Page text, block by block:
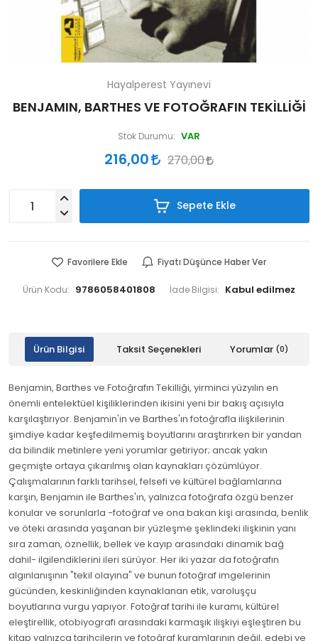
Hayalperest Yayınevi
BENJAMIN, BARTHES VE FOTOĞRAFIN TEKİLLİĞİ
Stok Durumu: VAR
216,00 270,00
Sepete Ekle
Favorilere Ekle Fiyatı Düşünce Haber Ver
Ürün Kodu: 9786058401808 İade Bilgisi:
Ürün Bilgisi Taksit Seçenekleri Yorumlar (0)
Benjamin, Barthes ve Fotoğrafın Tekilliği, yirminci yüzyılın en
önemli entelektüel kişiliklerinden ikisini yeni bir bakış açısıyla
karşılaştırıyor. Benjamin'in ve Barthes'ın fotoğrafla ilişkilerinin
şimdiye kadar keşfedilmemiş boyutlarını araştırırken bir yandan
da bilindik metinlere yeni yorumlar getiriyor; ancak yakın
geçmişte ortaya çıkarılmış olan kaynakları çözümlüyor.
Çalışmalarının farklı tarihsel, felsefi ve kültürel bağlamlarına
karşın, Benjamin ile Barthes'ın, yalnızca fotoğrafa özgü benzer
konular ve sorunlarla -fotoğraf ve ona bakan kişi arasında, benlik
ve öteki arasında yaşanan bir yüzleşme şeklindeki ilişkinin yanı
sıra zaman, öznellik, bellek ve kayıp arasındaki dinamik bağ
dahil- ilgilendiklerini ileri sürüyor. Her iki yazar da fotoğrafın
algınlanışının "tekil olayına" ve bunun fotoğraf imgelerinin
gücünden, keskinliğinden kaynaklanan etik, varoluşçu
boyutlarına vurgu yapıyor. Fotoğraf tarihi ile kuramı, kültürel
eleştirellik, otobiyografi arasındaki karmaşık ilişkiyi eşleştiren bu
kitap yalnızca tarihçilerin ve fotoğraf kuramlarının değil, edebi ve